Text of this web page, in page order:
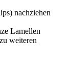
nachziehen
Lamellen
weiteren